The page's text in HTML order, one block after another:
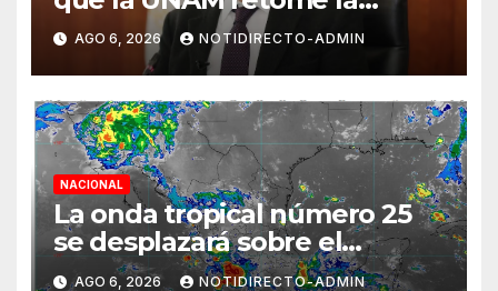
normalidad e inicie el
semestre mediante el diálogo
AGO 6, 2026 NOTIDIRECTO-ADMIN
NACIONAL
La onda tropical número 25
se desplazará sobre el
sureste mexicano
AGO 6, 2026 NOTIDIRECTO-ADMIN